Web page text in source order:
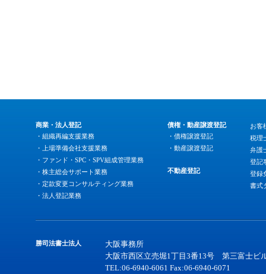
商業・法人登記
・組織再編支援業務
・上場準備会社支援業務
・ファンド・SPC・SPV組成管理業務
・株主総会サポート業務
・定款変更コンサルティング業務
・法人登記業務
債権・動産譲渡登記
・債権譲渡登記
・動産譲渡登記
不動産登記
お客
税理
弁護
登記
登録
書式
勝司法書士法人
大阪事務所
大阪市西区立売堀1丁目3番13号 第三富士ビ
TEL:06-6940-6061 Fax:06-6940-6071